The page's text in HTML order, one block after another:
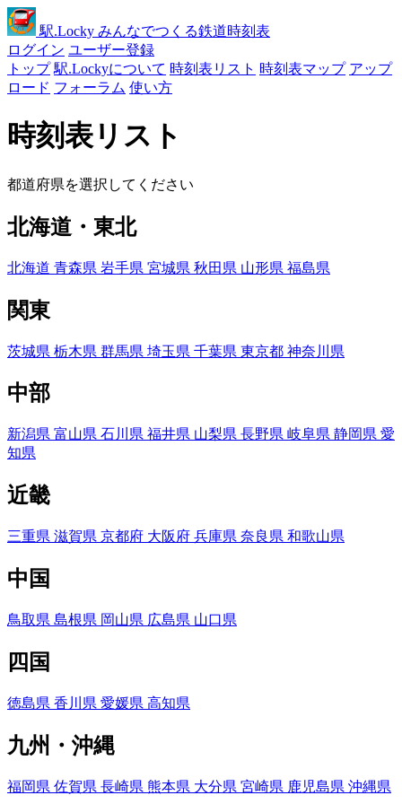
駅.Locky みんなでつくる鉄道時刻表
ログイン ユーザー登録
トップ 駅.Lockyについて 時刻表リスト 時刻表マップ アップ
ロード フォーラム 使い方
時刻表リスト
都道府県を選択してください
北海道・東北
北海道 青森県 岩手県 宮城県 秋田県 山形県 福島県
関東
茨城県 栃木県 群馬県 埼玉県 千葉県 東京都 神奈川県
中部
新潟県 富山県 石川県 福井県 山梨県 長野県 岐阜県 静岡県 愛
知県
近畿
三重県 滋賀県 京都府 大阪府 兵庫県 奈良県 和歌山県
中国
鳥取県 島根県 岡山県 広島県 山口県
四国
徳島県 香川県 愛媛県 高知県
九州・沖縄
福岡県 佐賀県 長崎県 熊本県 大分県 宮崎県 鹿児島県 沖縄県